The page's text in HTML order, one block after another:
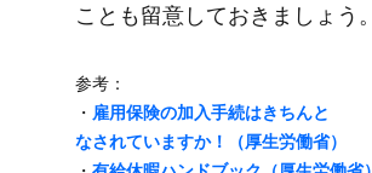
ことも​留意して​おきましょう。
参考：
・ 雇用保険の​加入手続は​きちんと​
なされていますか！​（厚生労働省）